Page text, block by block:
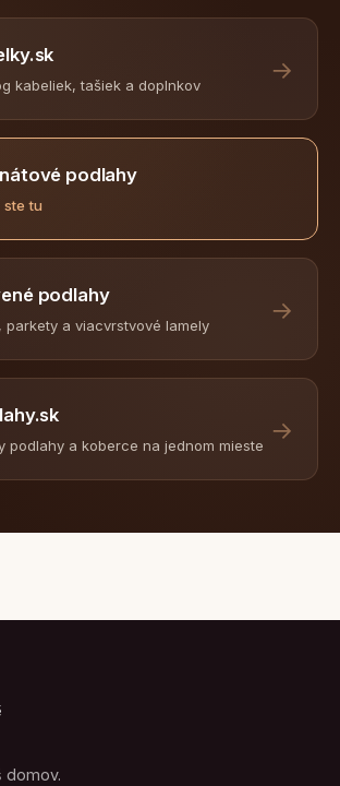
kabeliek, tašiek a doplnkov
→
podlahy
ste tu
podlahy
parkety a viacvrstvové lamely
→
podlahy a koberce na jednom mieste
→
domov.